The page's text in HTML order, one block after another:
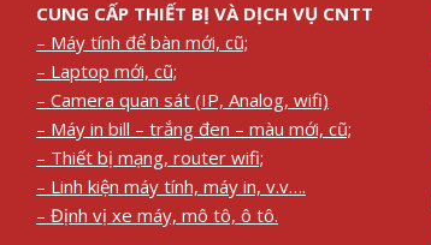
CUNG CẤP THIẾT BỊ VÀ DỊCH VỤ CNTT
– Máy tính để bàn mới, cũ;
– Laptop mới, cũ;
– Camera quan sát (IP, Analog, wifi)
– Máy in bill – trắng đen – màu mới, cũ;
– Thiết bị mạng, router wifi;
– Linh kiện máy tính, máy in, v.v….
– Định vị xe máy, mô tô, ô tô.